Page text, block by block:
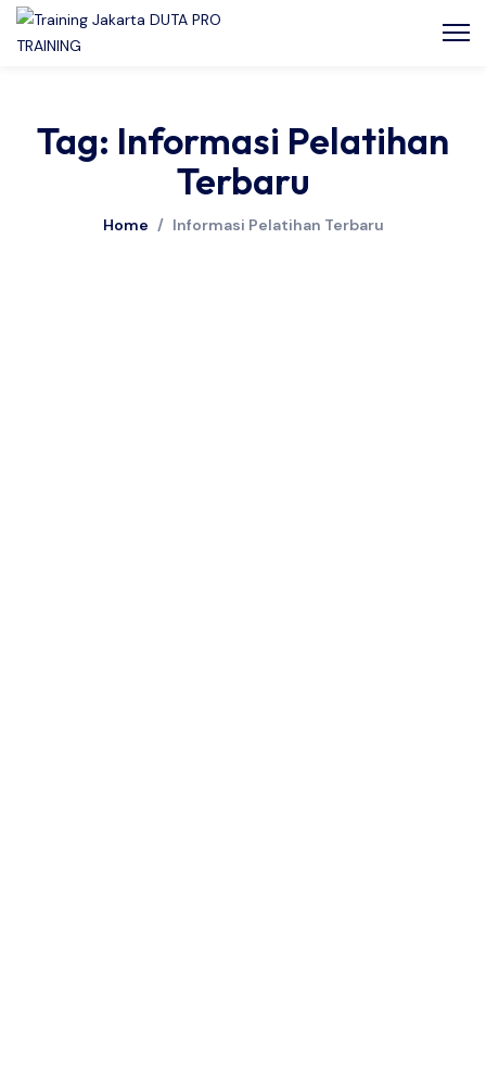
Tag: Informasi Pelatihan
Terbaru
Home / Informasi Pelatihan Terbaru